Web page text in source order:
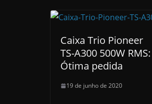
Caixa Trio Pioneer
TS-A300 500W RMS:
Ótima pedida
19 de junho de 2020